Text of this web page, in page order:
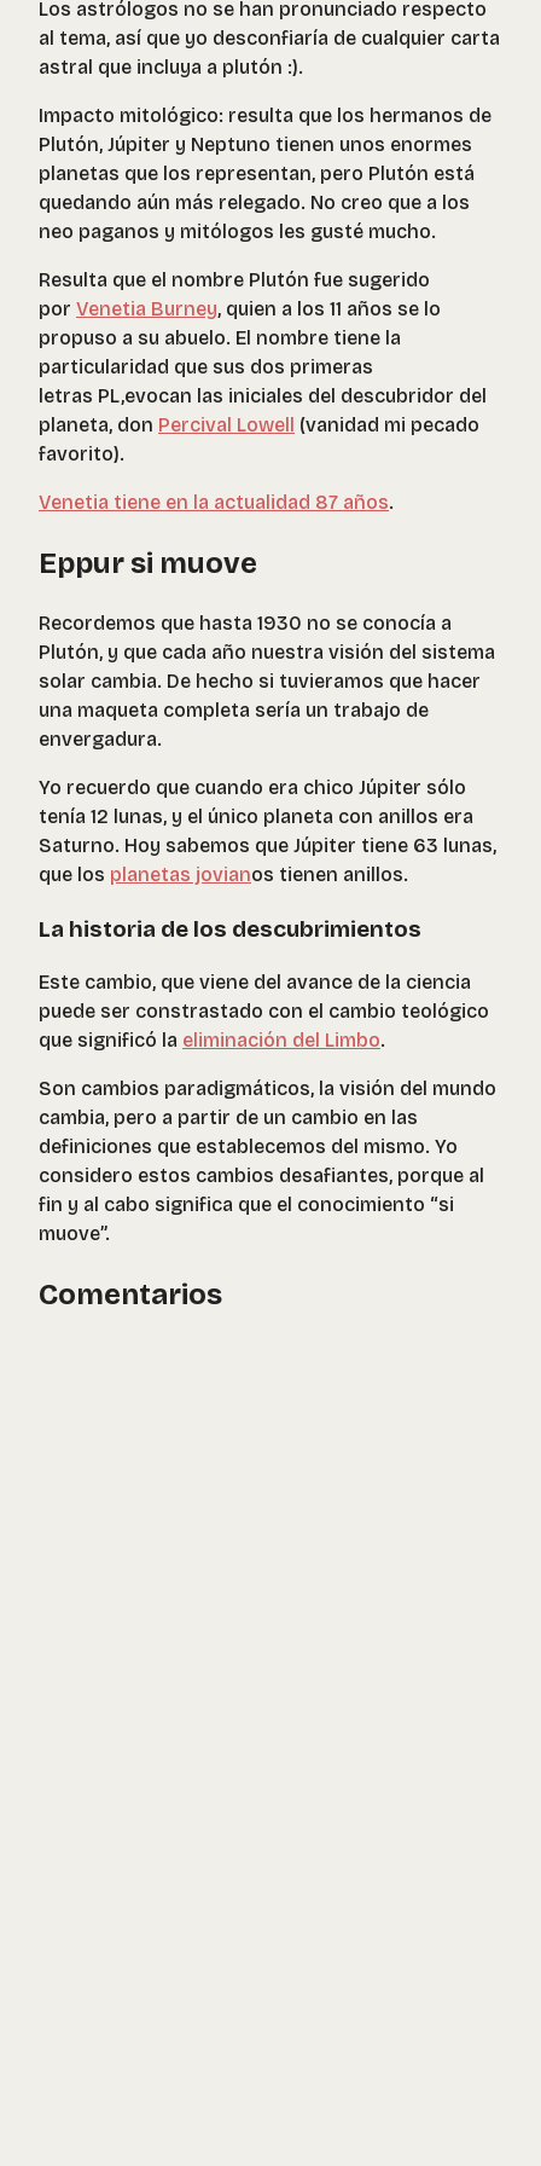
Los astrólogos no se han pronunciado respecto
al tema, así que yo desconfiaría de cualquier carta
astral que incluya a plutón :).
Impacto mitológico: resulta que los hermanos de
Plutón, Júpiter y Neptuno tienen unos enormes
planetas que los representan, pero Plutón está
quedando aún más relegado. No creo que a los
neo paganos y mitólogos les gusté mucho.
Resulta que el nombre Plutón fue sugerido
por Venetia Burney, quien a los 11 años se lo
propuso a su abuelo. El nombre tiene la
particularidad que sus dos primeras
letras PL,evocan las iniciales del descubridor del
planeta, don Percival Lowell (vanidad mi pecado
favorito).
Venetia tiene en la actualidad 87 años.
Eppur si muove
Recordemos que hasta 1930 no se conocía a
Plutón, y que cada año nuestra visión del sistema
solar cambia. De hecho si tuvieramos que hacer
una maqueta completa sería un trabajo de
envergadura.
Yo recuerdo que cuando era chico Júpiter sólo
tenía 12 lunas, y el único planeta con anillos era
Saturno. Hoy sabemos que Júpiter tiene 63 lunas,
que los planetas jovianos tienen anillos.
La historia de los descubrimientos
Este cambio, que viene del avance de la ciencia
puede ser constrastado con el cambio teológico
que significó la eliminación del Limbo.
Son cambios paradigmáticos, la visión del mundo
cambia, pero a partir de un cambio en las
definiciones que establecemos del mismo. Yo
considero estos cambios desafiantes, porque al
fin y al cabo significa que el conocimiento “si
muove”.
Comentarios